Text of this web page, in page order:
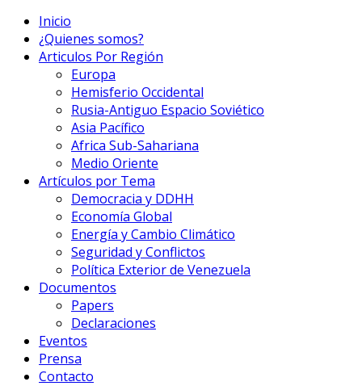
Inicio
¿Quienes somos?
Articulos Por Región
Europa
Hemisferio Occidental
Rusia-Antiguo Espacio Soviético
Asia Pacífico
Africa Sub-Sahariana
Medio Oriente
Artículos por Tema
Democracia y DDHH
Economía Global
Energía y Cambio Climático
Seguridad y Conflictos
Política Exterior de Venezuela
Documentos
Papers
Declaraciones
Eventos
Prensa
Contacto